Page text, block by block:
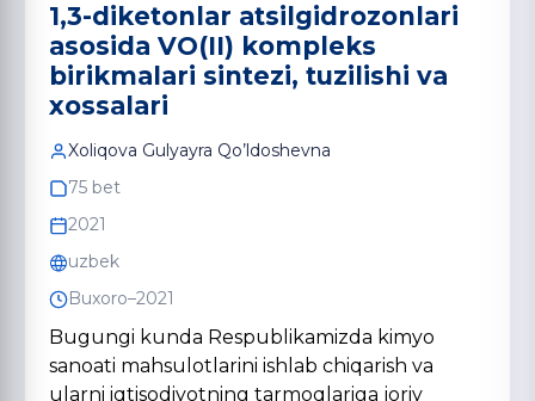
1,3-diketonlar atsilgidrozonlari
asosida VO(II) kompleks
birikmalari sintezi, tuzilishi va
xossalari
Xoliqova Gulyayra Qo’ldoshevna
75 bet
2021
uzbek
Buxoro–2021
Bugungi kunda Respublikamizda kimyo
sanoati mahsulotlarini ishlab chiqarish va
ularni iqtisodiyotning tarmoqlariga joriy